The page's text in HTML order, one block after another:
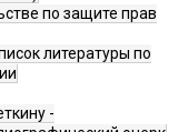
по защите прав
литературы по
-